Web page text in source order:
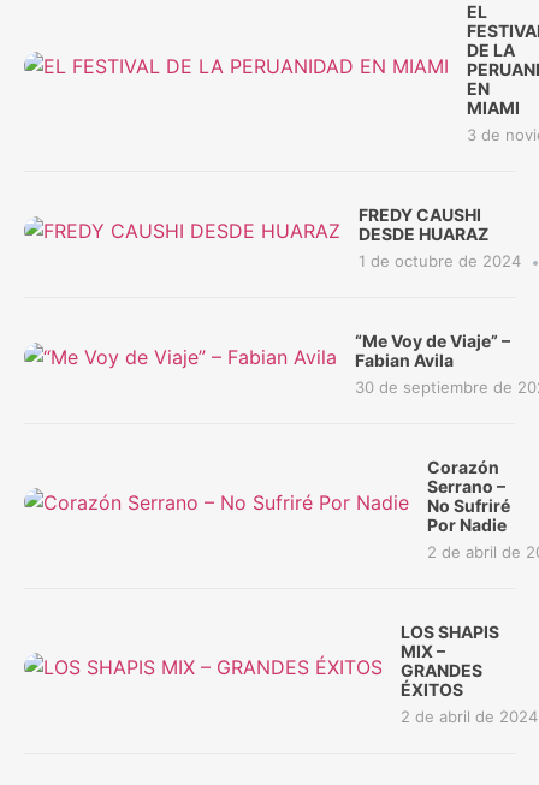
EL
DE LA
EN
MIAMI
3 de
FREDY CAUSHI
DESDE HUARAZ
1 de octubre de 2024
“Me Voy de Viaje” –
Fabian Avila
30 de septiembre de
Corazón
Serrano –
No Sufriré
Por Nadie
2 de abril de
LOS SHAPIS
MIX –
GRANDES
ÉXITOS
2 de abril de 2024